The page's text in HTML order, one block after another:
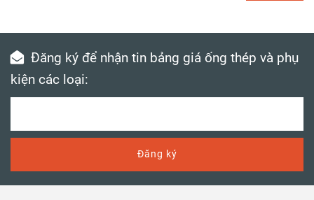
Đăng ký để nhận tin bảng giá ống thép và phụ
kiện các loại:
Đăng ký